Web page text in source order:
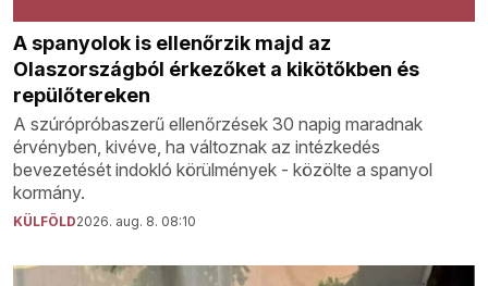
A spanyolok is ellenőrzik majd az
Olaszországból érkezőket a kikötőkben és
repülőtereken
A szúrópróbaszerű ellenőrzések 30 napig maradnak
érvényben, kivéve, ha változnak az intézkedés
bevezetését indokló körülmények - közölte a spanyol
kormány.
KÜLFÖLD2026. aug. 8. 08:10